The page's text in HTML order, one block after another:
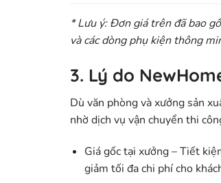
* Lưu ý: Đơn giá trên đã bao
và các dòng phụ kiện thông
3. Lý do
Dù văn phòng và xưởng sản
nhờ dịch vụ vận chuyển thi
Giá gốc tại xưởng – Tiết
giảm tối đa chi phí cho